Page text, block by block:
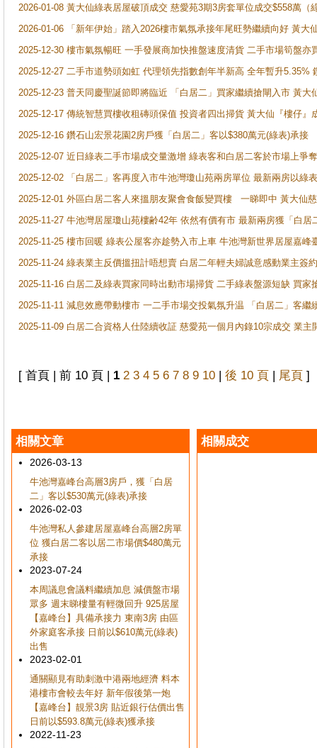
2026-01-08 黃大仙綠表居屋破頂成交 慈愛苑3期3房套單位成交$558萬（
2026-01-06 「新年伊始」踏入2026樓市氣氛承接年尾旺勢繼續向好 黃
2025-12-30 樓市氣氛暢旺 一手發展商加快推盤速度清貨 二手市場筍盤
2025-12-27 二手市道勢頭如虹 代理領先指數創年半新高 全年暫升5.35%
2025-12-23 普天同慶聖誕節即將臨近 「白居二」買家繼續搶閘入市 黃
2025-12-17 傳統智慧買樓收租磚頭保值 投資者四出掃貨 黃大仙『樓仔
2025-12-16 鑽石山宏景花園2房戶獲「白居二」客以$380萬元(綠表)承接
2025-12-07 近日綠表二手市場成交量激增 綠表客和白居二客於市場上
2025-12-02 「白居二」客再度入市牛池灣瓊山苑兩房單位 最新兩房以綠
2025-12-01 外區白居二客人來搵朋友聚會食飯變買樓 一睇即中 黃大仙
2025-11-27 牛池灣居屋瓊山苑樓齢42年 依然有價有市 最新兩房獲「白居
2025-11-25 樓市回暖 綠表公屋客亦趁勢入市上車 牛池灣新世界居屋嘉峰
2025-11-24 綠表業主反價搵扭計唔想賣 白居二年輕夫婦誠意感動業主簽
2025-11-16 白居二及綠表買家同時出動市場掃貨 二手綠表盤源短缺 買
2025-11-11 減息效應帶動樓市 一二手市場交投氣氛升温 「白居二」客
2025-11-09 白居二合資格人仕陸續收証 慈愛苑一個月內錄10宗成交 業
[ 首頁 | 前 10 頁 | 1 2 3 4 5 6 7 8 9 10 | 後 10 頁 | 尾頁 ]
相關文章
2026-03-13
牛池灣嘉峰台高層3房戶，獲「白居
二」客以$530萬元(綠表)承接
2026-02-03
牛池灣私人參建居屋嘉峰台高層2房單
位 獲白居二客以居二市場價$480萬元
承接
2023-07-24
本周議息會議料繼續加息 減價盤市場
眾多 週末睇樓量有輕微回升 925居屋
【嘉峰台】具備承接力 東南3房 由區
外家庭客承接 日前以$610萬元(綠表)
出售
2023-02-01
通關顯見有助刺激中港兩地經濟 料本
港樓市會較去年好 新年假後第一炮
【嘉峰台】靚景3房 貼近銀行估價出售
日前以$593.8萬元(綠表)獲承接
2022-11-23
相關成交